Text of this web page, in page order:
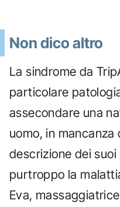
Non dico altro
La sindrome da
particolare
assecondare una
uomo, in
descrizione dei
purtroppo la
Eva,